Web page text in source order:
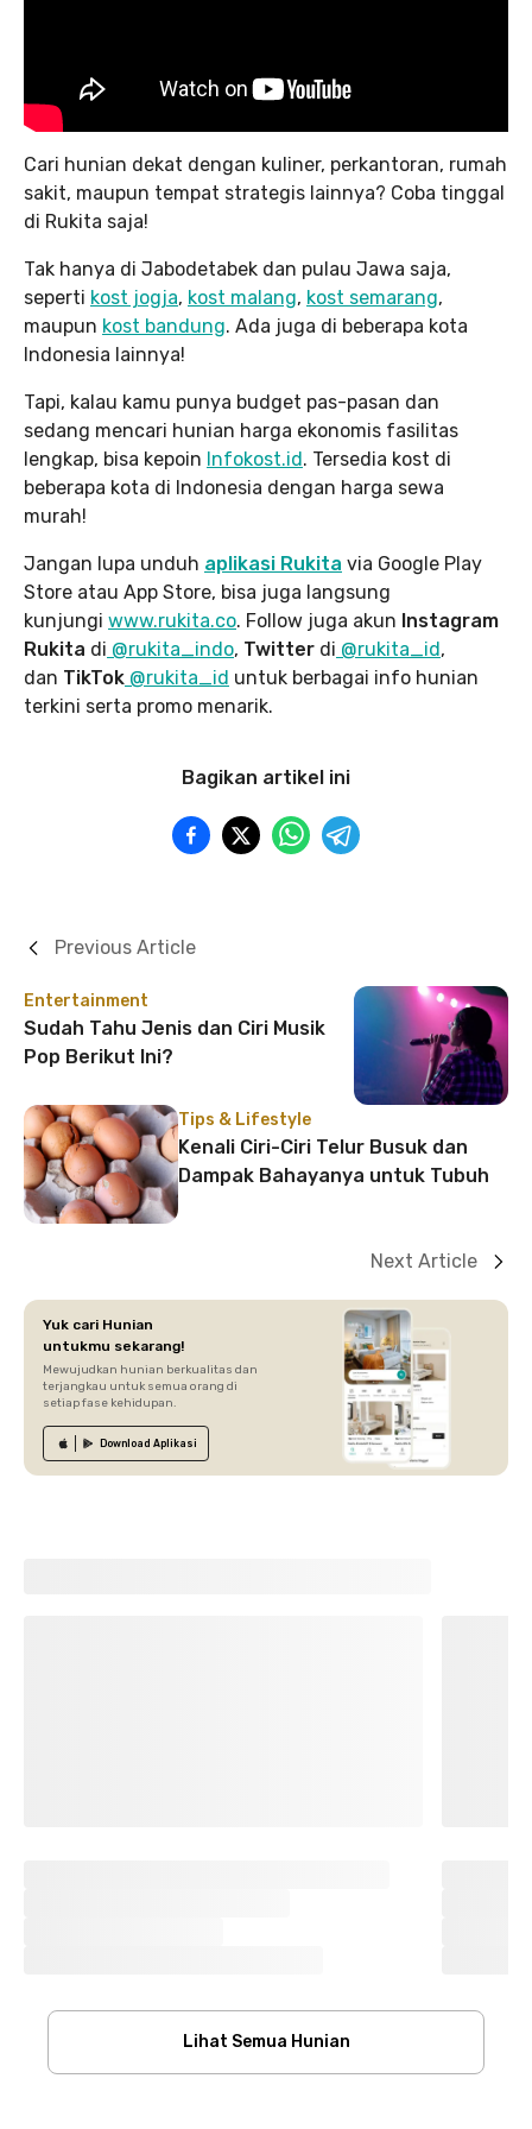
Cari hunian dekat dengan kuliner, perkantoran, rumah
sakit, maupun tempat strategis lainnya? Coba tinggal
di Rukita saja!
Tak hanya di Jabodetabek dan pulau Jawa saja,
seperti kost jogja, kost malang, kost semarang,
maupun kost bandung. Ada juga di beberapa kota
Indonesia lainnya!
Tapi, kalau kamu punya budget pas-pasan dan
sedang mencari hunian harga ekonomis fasilitas
lengkap, bisa kepoin Infokost.id. Tersedia kost di
beberapa kota di Indonesia dengan harga sewa
murah!
Jangan lupa unduh aplikasi Rukita via Google Play
Store atau App Store, bisa juga langsung
kunjungi www.rukita.co. Follow juga akun Instagram
Rukita di @rukita_indo, Twitter di @rukita_id,
dan TikTok @rukita_id untuk berbagai info hunian
terkini serta promo menarik.
Bagikan artikel ini
Entertainment
Sudah Tahu Jenis dan Ciri Musik
Pop Berikut Ini?
Previous Article
Tips & Lifestyle
Kenali Ciri-Ciri Telur Busuk dan
Dampak Bahayanya untuk Tubuh
Next Article
Yuk cari Hunian
untukmu sekarang!
Mewujudkan hunian berkualitas dan
terjangkau untuk semua orang di
setiap fase kehidupan.
Download Aplikasi
Lihat Semua Hunian